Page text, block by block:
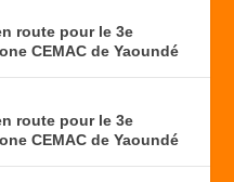
route pour le 3e
CEMAC de Yaoundé
route pour le 3e
CEMAC de Yaoundé